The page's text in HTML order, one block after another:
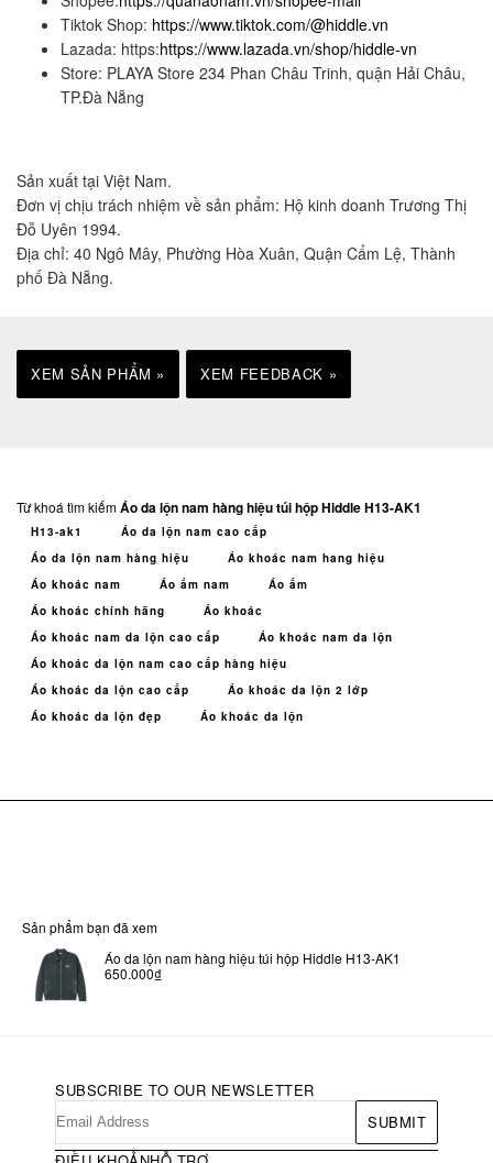
Tiktok Shop: https://www.tiktok.com/@hiddle.vn
Lazada: https:https://www.lazada.vn/shop/hiddle-vn
Store: PLAYA Store 234 Phan Châu Trinh, quận Hải Châu,
TP.Đà Nẵng
Sản xuất tại Việt Nam.
Đơn vị chịu trách nhiệm về sản phẩm: Hộ kinh doanh Trương Thị
Đỗ Uyên 1994.
Địa chỉ: 40 Ngô Mây, Phường Hòa Xuân, Quận Cẩm Lệ, Thành
phố Đà Nẵng.
XEM SẢN PHẨM » XEM FEEDBACK »
Từ khoá tìm kiếmÁo da lộn nam hàng hiệu túi hộp Hiddle H13-AK1
H13-ak1
Áo da lộn nam cao cấp
Áo da lộn nam hàng hiệu
Áo khoác nam hang hiệu
Áo khoác nam
Áo ấm nam
Áo ấm
Áo khoác chính hãng
Áo khoác
Áo khoác nam da lộn cao cấp
Áo khoác nam da lộn
Áo khoác da lộn nam cao cấp hàng hiệu
Áo khoác da lộn cao cấp
Áo khoác da lộn 2 lớp
Áo khoác da lộn đẹp
Áo khoác da lộn
Sản phẩm bạn đã xem
Áo da lộn nam hàng hiệu túi hộp Hiddle H13-AK1
650.000₫
SUBSCRIBE TO OUR NEWSLETTER
SUBMIT